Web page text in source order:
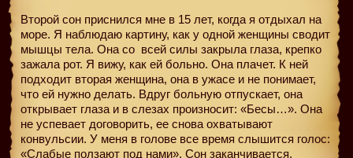
Второй сон приснился мне в 15 лет, когда я отдыхал на
море. Я наблюдаю картину, как у одной женщины сводит
мышцы тела. Она со всей силы закрыла глаза, крепко
зажала рот. Я вижу, как ей больно. Она плачет. К ней
подходит вторая женщина, она в ужасе и не понимает,
что ей нужно делать. Вдруг больную отпускает, она
открывает глаза и в слезах произносит: «Бесы…». Она
не успевает договорить, ее снова охватывают
конвульсии. У меня в голове все время слышится голос:
«Слабые ползают под нами». Сон заканчивается.